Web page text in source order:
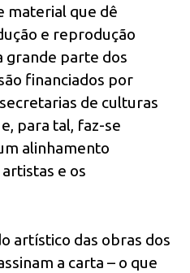
material que dê
e reprodução
grande parte dos
financiados por
de culturas
para tal, faz-se
alinhamento
e os
artístico das obras dos
a carta – o que